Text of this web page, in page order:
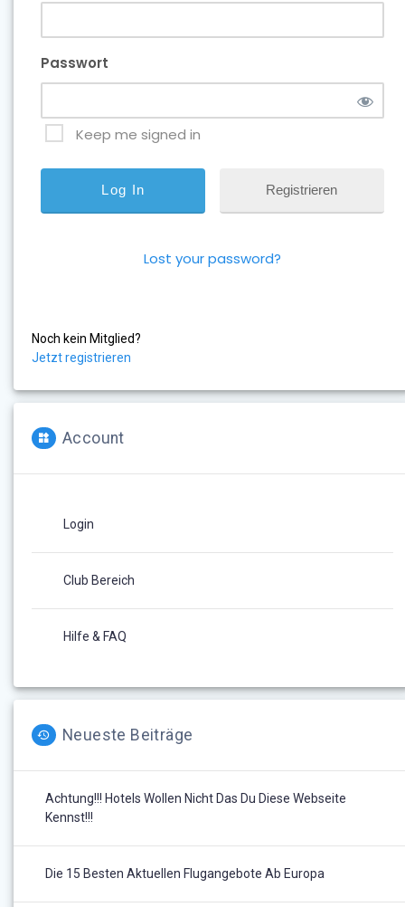
Passwort
Keep me signed in
Registrieren
Lost your password?
Noch kein Mitglied?
Jetzt registrieren
Account
Login
Club Bereich
Hilfe & FAQ
Neueste Beiträge
Achtung!!! Hotels Wollen Nicht Das Du Diese Webseite
Kennst!!!
Die 15 Besten Aktuellen Flugangebote Ab Europa